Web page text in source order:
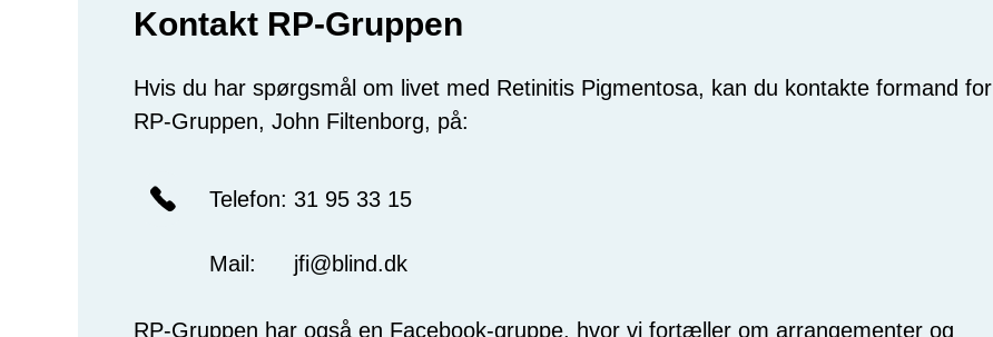
Kontakt RP-Gruppen
Hvis du har spørgsmål om livet med Retinitis Pigmentosa, kan du kontakte formand for
RP-Gruppen, John Filtenborg, på:
Telefon: 31 95 33 15
Mail: jfi@blind.dk
RP-Gruppen har også en Facebook-gruppe, hvor vi fortæller om arrangementer og